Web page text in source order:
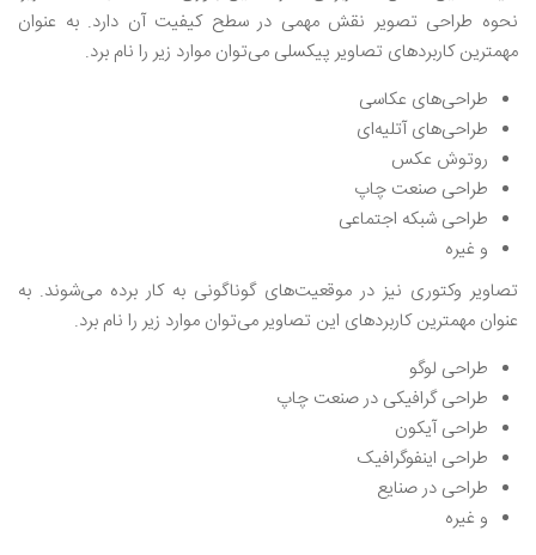
نحوه طراحی تصویر نقش مهمی در سطح کیفیت آن دارد. به عنوان
مهمترین کاربردهای تصاویر پیکسلی می‌توان موارد زیر را نام برد.
طراحی‌های عکاسی
طراحی‌های آتلیه‌ای
‌روتوش عکس
طراحی صنعت چاپ
طراحی شبکه اجتماعی
و غیره
تصاویر وکتوری نیز در موقعیت‌های گوناگونی به کار برده می‌شوند. به
عنوان مهمترین کاربردهای این تصاویر می‌توان موارد زیر را نام برد.
طراحی‌ لوگو
طراحی گرافیکی در صنعت چاپ
طراحی آیکون
طراحی اینفوگرافیک
طراحی در صنایع
و غیره